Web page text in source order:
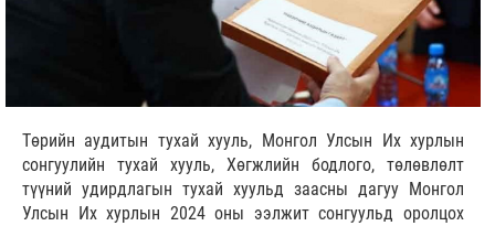
Төрийн аудитын тухай хууль, Монгол Улсын Их хурлын
сонгуулийн тухай хууль, Хөгжлийн бодлого, төлөвлөлт
түүний удирдлагын тухай хуульд заасны дагуу Монгол
Улсын Их хурлын 2024 оны ээлжит сонгуульд оролцох